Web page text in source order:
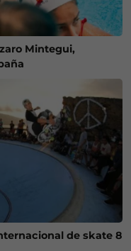
Mintegui,
de skate 8